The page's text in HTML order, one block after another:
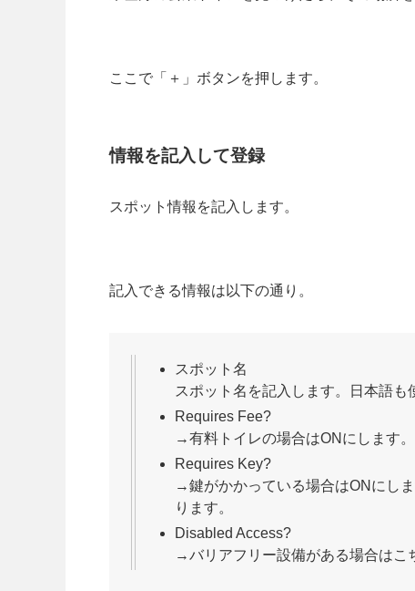
ここで「＋」ボタンを押します。
情報を記入して登録
スポット情報を記入します。
記入できる情報は以下の通り。
スポット名
スポット名を記入します。日本語も
Requires Fee?
→有料トイレの場合はONにします。
Requires Key?
→鍵がかかっている場合はONにし
ります。
Disabled Access?
→バリアフリー設備がある場合はこ